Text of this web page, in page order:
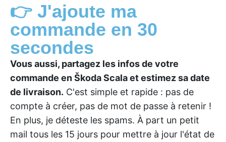
👉 J'ajoute ma
commande en 30
secondes
Vous aussi, partagez les infos de votre
commande en Škoda Scala et estimez sa date
de livraison. C'est simple et rapide : pas de
compte à créer, pas de mot de passe à retenir !
En plus, je déteste les spams. À part un petit
mail tous les 15 jours pour mettre à jour l'état de